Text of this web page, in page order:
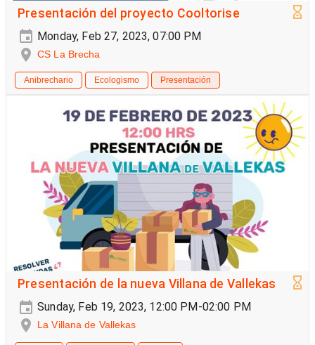
Presentación del proyecto Cooltorise
Monday, Feb 27, 2023, 07:00 PM
CS La Brecha
Anibrechario Ecologismo Presentación
Presentación de la nueva Villana de Vallekas
Sunday, Feb 19, 2023, 12:00 PM-02:00 PM
La Villana de Vallekas